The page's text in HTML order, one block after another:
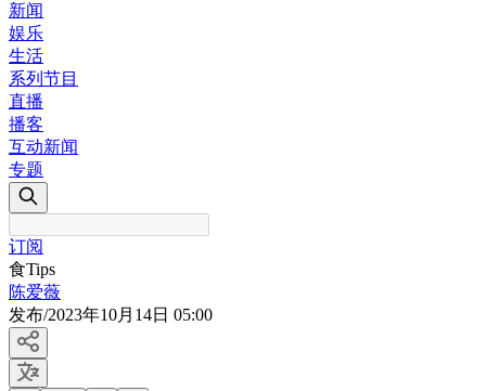
新闻
娱乐
生活
系列节目
直播
播客
互动新闻
专题
订阅
食Tips
陈爱薇
发布/2023年10月14日 05:00